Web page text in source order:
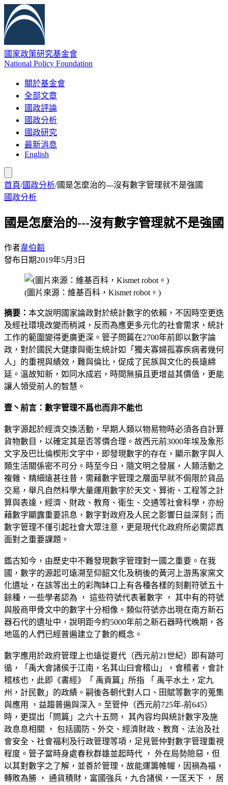
國家政策研究基金會
National Policy Foundation
關於基金會
全部文章
國政評論
國政分析
國政研究
最新消息
English
首頁/國政分析/國是怎麼治的---沒有數字管理就不是強國
國政分析
國是怎麼治的---沒有數字管理就不是強國
作者韋伯韜
發布日期2019年5月3日
(圖片來源：維基百科，Kismet robot。)
摘要： 本文說明國家論政對於統計數字的依賴，不因時空更迭
及經社環境改變而稍減，反而為應更多元化的社會需求，統計
工作的範圍變得更廣更深。管子問篇在2700年前即以數字論
政，對於國民大健康與衛生統計如「獨夫寡婦孤寡疾病者幾何
人」的重視與績效，難與倫比，促成了民族與文化的長遠綿
延。溫故知新，如同水成岩，時間無損且更增益其價值，更能
讓人領受前人的智慧。
壹丶前言：數字管理不爲也而非不能也
數字源起於經濟交換活動，早期人類以物易物時必須各自計算
貨物數目，以確定其是否等價合理。故西元前3000年埃及象形
文字及巴比倫楔形文字中，即發現數字的存在，顯示數字與人
類生活關係密不可分。時至今日，隨文明之發展，人類活動之
複雜、精細遠甚往昔，需藉數字管理之層面早就不侷限於貨品
交易，舉凡自然科學大量運用數字於天文、算術、工程等之計
算與表達，經濟、財政、教育、衛生、交通等社會科學，亦紛
藉數字顯露重要訊息，數字對政府及人民之影響日益深刻；而
數字管理不僅引起社會大眾注意，更是現代化政府所必需認真
面對之重要課題。
鑑古知今，由歷史中不難發現數字管理對一國之重要。在我
國，數字的源起可遠溯至仰韶文化及稍後的黃河上游馬家窯文
化遺址，在該等出土的彩陶缽口上有各種各樣的刻劃符號五十
餘種，一些學者認為 ， 這些符號代表著數字 ， 其中有的符號
與殷商甲骨文中的數字十分相像。類似符號亦出現在南方新石
器石代的遺址中，說明距今約5000年前之新石器時代晚期，各
地區的人們已經普遍建立了數的概念。
數字應用於政府管理上也遠從夏代（西元前21世紀）即有跡可
循，「禹大會諸侯于江南，名其山曰會稽山」，會稽者，會計
稽核也，此即《書經》「 禹貢篇」所指 「 禹平水土，定九
州，計民數」的政績。嗣後各朝代對人口、田賦等數字的蒐集
與應用 ，益趨普遍與深入。至管仲（西元前725年-前645）
時，更提出「問篇」之六十五問， 其內容均與統計數字及施
政息息相關 ， 包括國防、外交、經濟財政、教育、法治及社
會安全、社會福利及行政管理等項，足見管仲對數字管理重視
程度。管子當時身處春秋群雄並起時代 ， 外在局勢險惡，但
以其對數字之了解，並善於管理，故能運籌帷幄，因禍為福，
轉敗為勝 ， 通貨積財，富國強兵，九合諸侯，一匡天下 ， 居